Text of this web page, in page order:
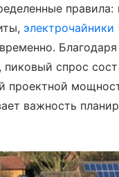
правила:
электрочайники
пиковый спрос
проектной
важность